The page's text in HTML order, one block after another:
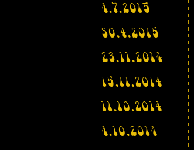
4.7.2015
30.4.2015
23.11.2014
15.11.2014
11.10.2014
4.10.2014